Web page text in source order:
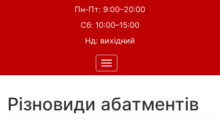
Пн-Пт: 9:00–20:00
Сб: 10:00–15:00
Нд: вихідний
Toggle
navigation
Різновиди абатментів